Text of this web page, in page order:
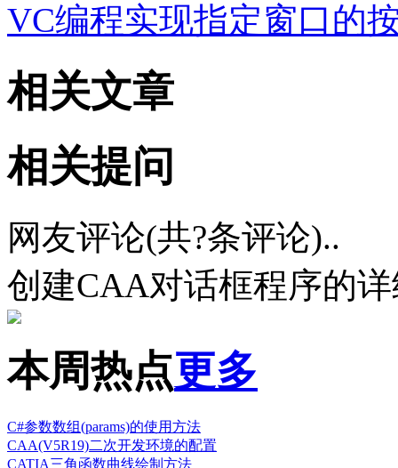
VC编程实现指定窗口的
相关文章
相关提问
网友评论(共?条评论)..
创建CAA对话框程序的
本周热点更多
C#参数数组(params)的使用方法
CAA(V5R19)二次开发环境的配置
CATIA三角函数曲线绘制方法